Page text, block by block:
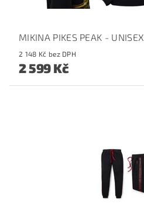
MIKINA PIKES PEAK - UNISEX
2 148 Kč bez DPH
2 599 Kč